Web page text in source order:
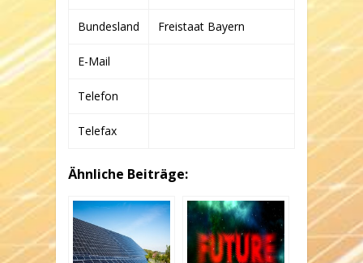
Bundesland Freistaat Bayern
E-Mail
Telefon
Telefax
Ähnliche Beiträge: